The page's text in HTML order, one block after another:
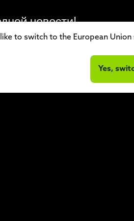
новости!
to switch to the European Union
Yes,